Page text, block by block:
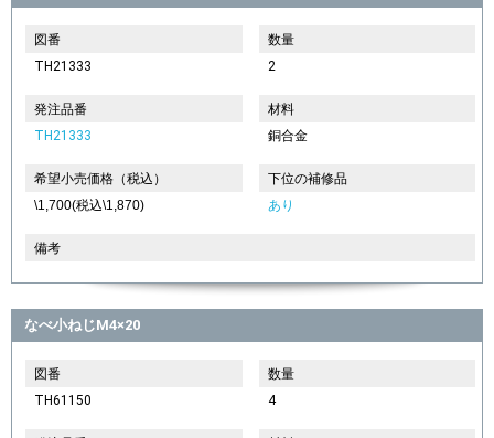
図番
TH21333
数量
2
発注品番
TH21333
材料
銅合金
希望小売価格（税込）
\1,700(税込\1,870)
下位の補修品
あり
備考
なべ小ねじM4×20
図番
TH61150
数量
4